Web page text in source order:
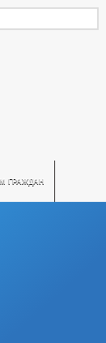
ГРАЖДАН